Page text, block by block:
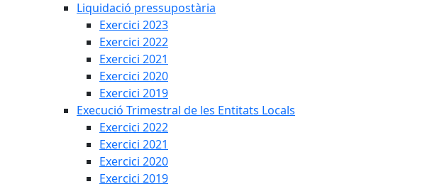
Liquidació pressupostària
Exercici 2023
Exercici 2022
Exercici 2021
Exercici 2020
Exercici 2019
Execució Trimestral de les Entitats Locals
Exercici 2022
Exercici 2021
Exercici 2020
Exercici 2019